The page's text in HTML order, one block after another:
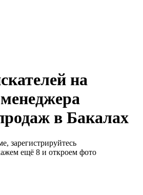
на
в Бакалах
зарегистрируйтесь
ещё 8 и откроем фото